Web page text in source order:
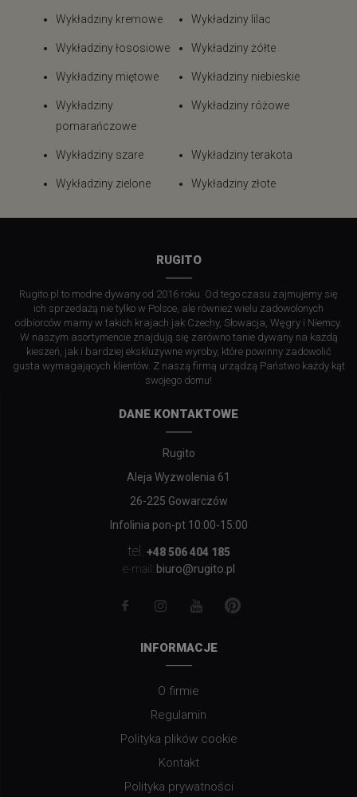
Wykładziny kremowe Wykładziny lilac
Wykładziny łososiowe Wykładziny żółte
Wykładziny miętowe Wykładziny niebieskie
Wykładziny
pomarańczowe
Wykładziny różowe
Wykładziny szare Wykładziny terakota
Wykładziny zielone Wykładziny złote
RUGITO
Rugito.pl to modne dywany od 2016 roku. Od tego czasu zajmujemy się
ich sprzedażą nie tylko w Polsce, ale również wielu zadowolonych
odbiorców mamy w takich krajach jak Czechy, Słowacja, Węgry i Niemcy.
W naszym asortymencie znajdują się zarówno tanie dywany na każdą
kieszeń, jak i bardziej ekskluzywne wyroby, które powinny zadowolić
gusta wymagających klientów. Z naszą firmą urządzą Państwo każdy kąt
swojego domu!
DANE KONTAKTOWE
Rugito
Aleja Wyzwolenia 61
26-225 Gowarczów
Infolinia pon-pt 10:00-15:00
tel.
+48 506 404 185
e-mail: biuro@rugito.pl
INFORMACJE
O firmie
Regulamin
Polityka plików cookie
Kontakt
Polityka prywatności